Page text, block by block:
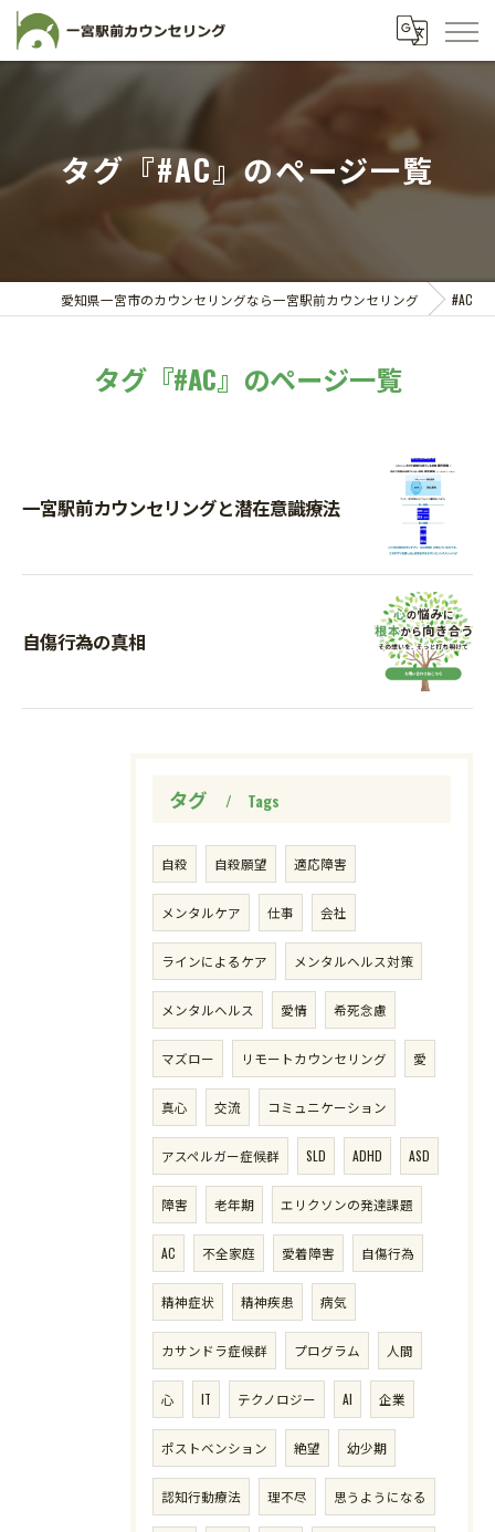
タグ『#AC』のページ一覧
愛知県一宮市のカウンセリングなら一宮駅前カウンセリング #AC
タグ『#AC』のページ一覧
一宮駅前カウンセリングと潜在意識療法
自傷行為の真相
タグ Tags
自殺 自殺願望 適応障害
メンタルケア 仕事 会社
ラインによるケア メンタルヘルス対策
メンタルヘルス 愛情 希死念慮
マズロー リモートカウンセリング 愛
真心 交流 コミュニケーション
アスペルガー症候群 SLD ADHD ASD
障害 老年期 エリクソンの発達課題
AC 不全家庭 愛着障害 自傷行為
精神症状 精神疾患 病気
カサンドラ症候群 プログラム 人間
心 IT テクノロジー AI 企業
ポストベンション 絶望 幼少期
認知行動療法 理不尽 思うようになる